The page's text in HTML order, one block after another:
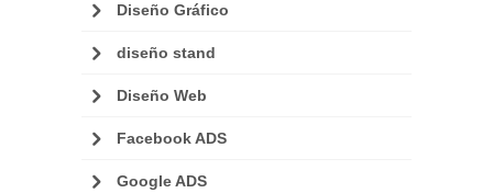
Diseño Gráfico
diseño stand
Diseño Web
Facebook ADS
Google ADS